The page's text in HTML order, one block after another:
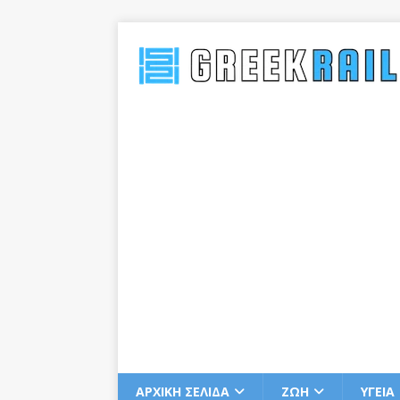
ΑΡΧΙΚΗ ΣΕΛΙΔΑ ΖΩΗ ΥΓΕΙΑ